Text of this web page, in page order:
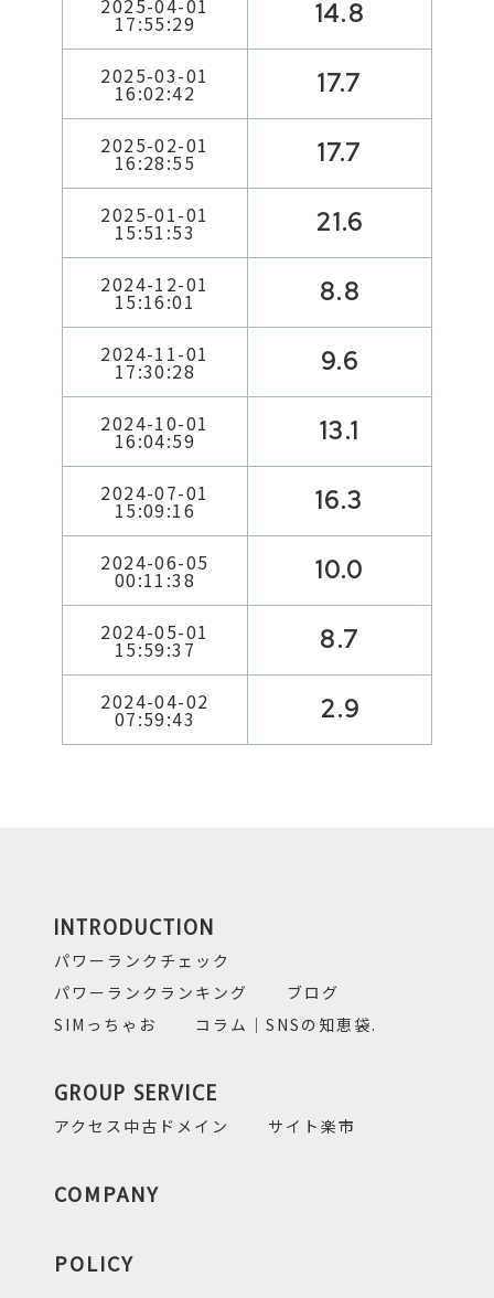
2025-04-01
17:55:29 14.8
2025-03-01
16:02:42 17.7
2025-02-01
16:28:55 17.7
2025-01-01
15:51:53 21.6
2024-12-01
15:16:01 8.8
2024-11-01
17:30:28 9.6
2024-10-01
16:04:59 13.1
2024-07-01
15:09:16 16.3
2024-06-05
00:11:38 10.0
2024-05-01
15:59:37 8.7
2024-04-02
07:59:43 2.9
INTRODUCTION
パワーランクチェック
パワーランクランキング
ブログ
SIMっちゃお
コラム｜SNSの知恵袋.
GROUP SERVICE
アクセス中古ドメイン サイト楽市
COMPANY
POLICY